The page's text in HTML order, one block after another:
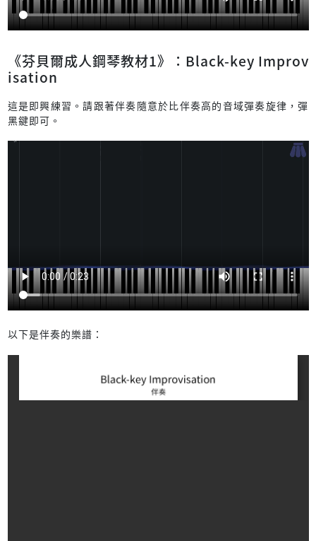
《芬貝爾成人鋼琴教材1》：Black-key Improv
isation
這是即興練習。請跟著伴奏隨意於比伴奏高的音域彈奏旋律，彈
黑鍵即可。
以下是伴奏的樂譜：